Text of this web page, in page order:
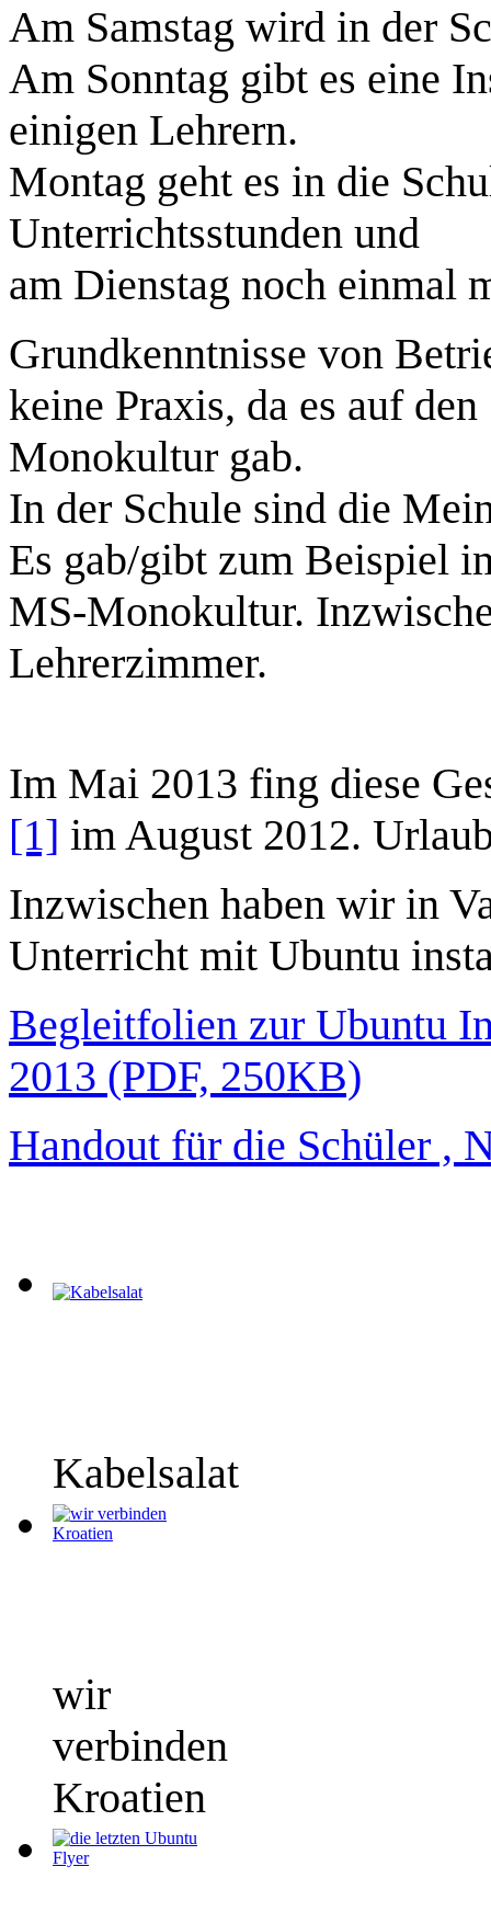
Am Samstag wird in der
Am Sonntag gibt es eine
einigen Lehrern.
Montag geht es in die
Unterrichtsstunden und
am Dienstag noch einmal
Grundkenntnisse von
keine Praxis, da es auf
Monokultur gab.
In der Schule sind die
Es gab/gibt zum Beispiel
MS-Monokultur.
Lehrerzimmer.
Im Mai 2013 fing diese
[1] im August 2012.
Inzwischen haben wir in
Unterricht mit Ubuntu
Begleitfolien zur Ubuntu
2013 (PDF, 250KB)
Handout für die Schüler ,
Kabelsalat
wir
verbinden
Kroatien